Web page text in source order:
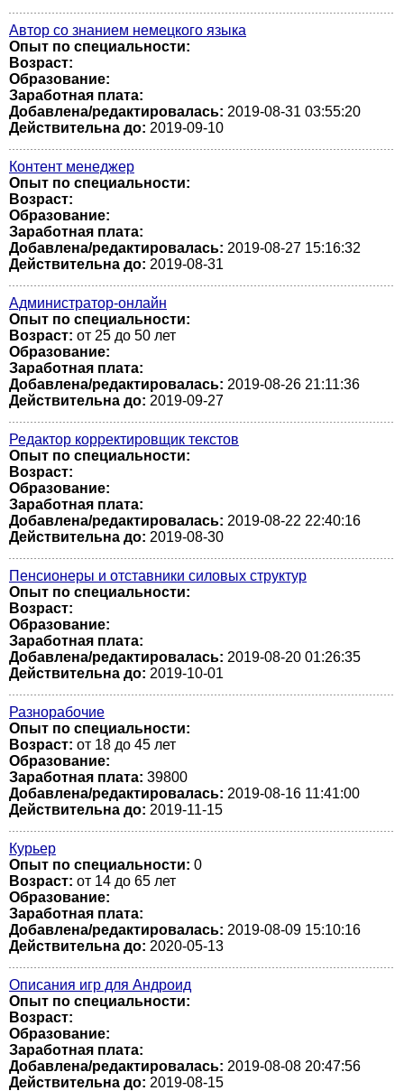
Автор со знанием немецкого языка
Опыт по специальности:
Возраст:
Образование:
Заработная плата:
Добавлена/редактировалась: 2019-08-31 03:55:20
Действительна до: 2019-09-10
Контент менеджер
Опыт по специальности:
Возраст:
Образование:
Заработная плата:
Добавлена/редактировалась: 2019-08-27 15:16:32
Действительна до: 2019-08-31
Администратор-онлайн
Опыт по специальности:
Возраст: от 25 до 50 лет
Образование:
Заработная плата:
Добавлена/редактировалась: 2019-08-26 21:11:36
Действительна до: 2019-09-27
Редактор корректировщик текстов
Опыт по специальности:
Возраст:
Образование:
Заработная плата:
Добавлена/редактировалась: 2019-08-22 22:40:16
Действительна до: 2019-08-30
Пенсионеры и отставники силовых структур
Опыт по специальности:
Возраст:
Образование:
Заработная плата:
Добавлена/редактировалась: 2019-08-20 01:26:35
Действительна до: 2019-10-01
Разнорабочие
Опыт по специальности:
Возраст: от 18 до 45 лет
Образование:
Заработная плата: 39800
Добавлена/редактировалась: 2019-08-16 11:41:00
Действительна до: 2019-11-15
Курьер
Опыт по специальности: 0
Возраст: от 14 до 65 лет
Образование:
Заработная плата:
Добавлена/редактировалась: 2019-08-09 15:10:16
Действительна до: 2020-05-13
Описания игр для Андроид
Опыт по специальности:
Возраст:
Образование:
Заработная плата:
Добавлена/редактировалась: 2019-08-08 20:47:56
Действительна до: 2019-08-15